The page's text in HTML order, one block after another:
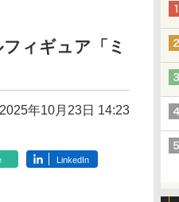
ィギュア「ミ
2025年10月23日 14:23
LinkedIn